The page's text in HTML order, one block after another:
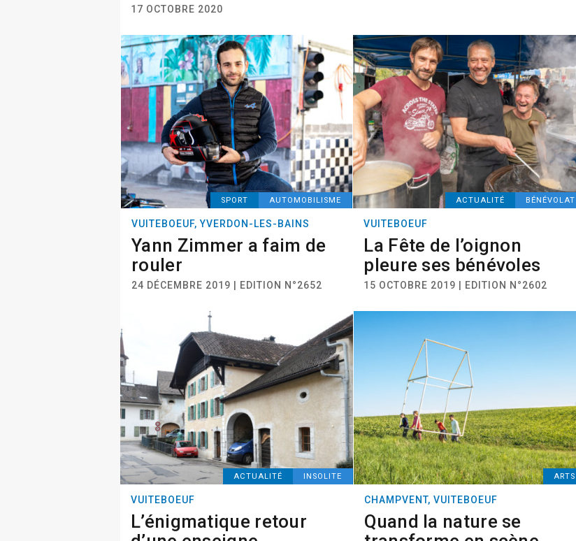
17 OCTOBRE 2020
SPORT AUTOMOBILISME
VUITEBOEUF, YVERDON-LES-BAINS
Yann Zimmer a faim de
rouler
24 DÉCEMBRE 2019 | EDITION N°2652
ACTUALITÉ BÉNÉVOLAT
VUITEBOEUF
La Fête de l’oignon
pleure ses bénévoles
15 OCTOBRE 2019 | EDITION N°2602
ACTUALITÉ INSOLITE
VUITEBOEUF
L’énigmatique retour
ARTS
CHAMPVENT, VUITEBOEUF
Quand la nature se